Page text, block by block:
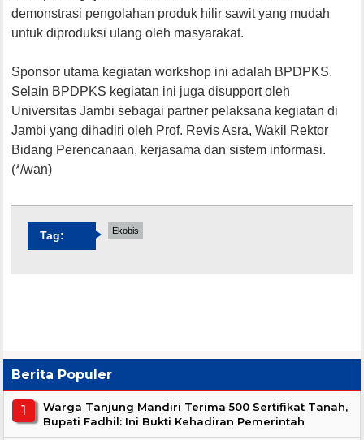
demonstrasi pengolahan produk hilir sawit yang mudah
untuk diproduksi ulang oleh masyarakat.
Sponsor utama kegiatan workshop ini adalah BPDPKS.
Selain BPDPKS kegiatan ini juga disupport oleh
Universitas Jambi sebagai partner pelaksana kegiatan di
Jambi yang dihadiri oleh Prof. Revis Asra, Wakil Rektor
Bidang Perencanaan, kerjasama dan sistem informasi.
(*/wan)
Tag: Ekobis
Berita Populer
Warga Tanjung Mandiri Terima 500 Sertifikat Tanah,
Bupati Fadhil: Ini Bukti Kehadiran Pemerintah